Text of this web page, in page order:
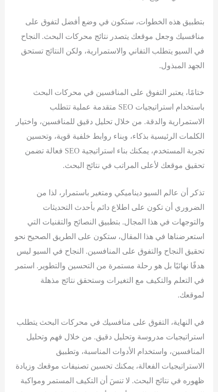
بتطبيق هذه الخطوات، ستكون في وضع أفضل لتفوق على
منافسيك وجعل موقعك يتصدر نتائج محركات البحث. النجاح
في السيو يتطلب التفاني والاستمرارية، ولكن النتائج تستحق
الجهد المبذول.
ختامًا، يعتبر التفوق على المنافسين في محركات البحث
باستخدام استراتيجيات SEO متقدمة عملية تتطلب
الاستمرارية والدقة. من خلال تحليل دقيق للمنافسين، واختيار
الكلمات الرئيسية بذكاء، وبناء روابط خلفية قوية، وتحسين
تجربة المستخدم، يمكنك بناء استراتيجية SEO فعالة تضمن
تحقيق موقعك لأعلى المراتب في نتائج البحث.
تذكر أن عالم السيو ديناميكي ومتغير باستمرار، لذا من
الضروري أن تكون على اطلاع دائم بأحدث التحديثات
والتوجهات في هذا المجال. بتطبيق النصائح والتقنيات التي
استعرضناها في هذا المقال، ستكون على الطريق الصحيح نحو
تحقيق النجاح والتفوق على المنافسين. النجاح في السيو ليس
هدفًا نهائيًا بل هو رحلة مستمرة من التحسين والتطوير. استمر
في التعلم والتكيف مع التغيرات وستحقق نتائج مذهلة
لموقعك.
في النهاية، التفوق على منافسيك في محركات البحث يتطلب
استراتيجيات مدروسة وتحليل دقيق. من خلال فهم وتحليل
المنافسين، واستخدام الأدوات المناسبة، وتطبيق
الاستراتيجيات الفعالة، يمكنك تحسين تصنيفات موقعك وزيادة
ظهوره في نتائج البحث. لا تنسَ أن التكيف المستمر ومواكبة